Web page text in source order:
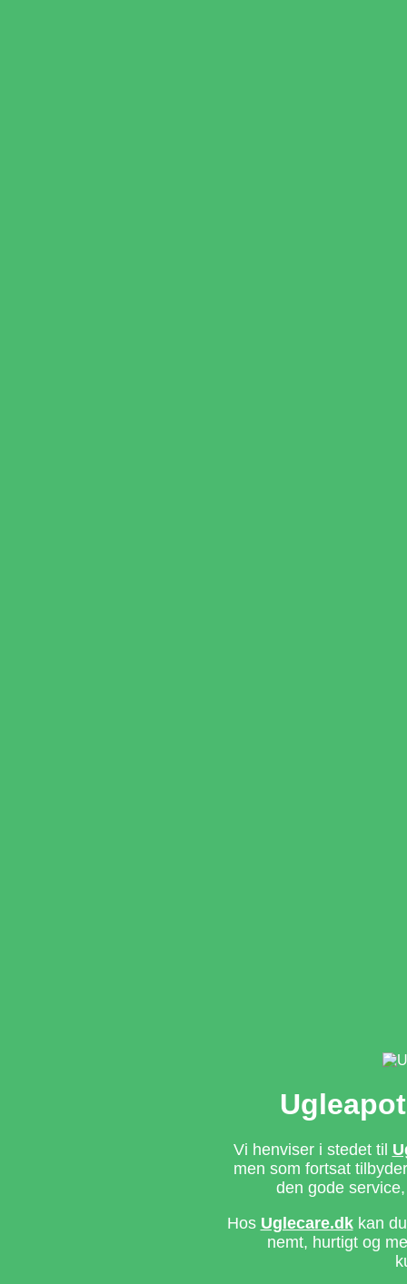
Vi henviser i stedet til
men som fortsat
den gode
Hos Uglecare.dkkan du
nemt, hurtigt og